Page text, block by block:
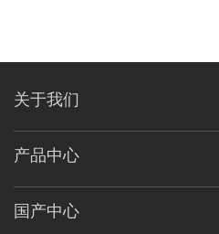
关于我们
产品中心
国产中心